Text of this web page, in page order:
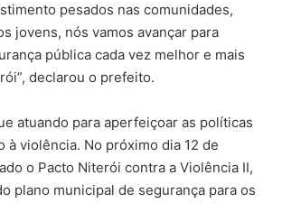
pesados nas comunidades,
jovens, nós vamos avançar para
pública cada vez melhor e mais
declarou o prefeito.
atuando para aperfeiçoar as políticas
à violência. No próximo dia 12 de
o Pacto Niterói contra a Violência II,
plano municipal de segurança para os